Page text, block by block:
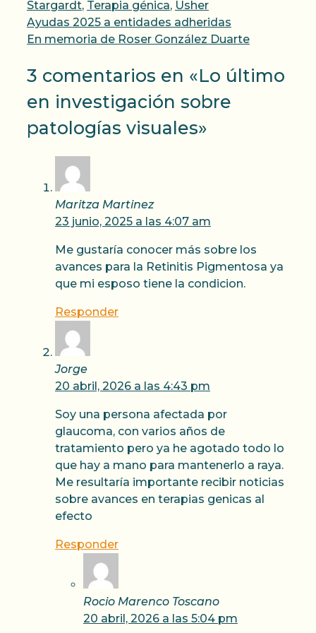
Stargardt, Terapia génica, Usher
Ayudas 2025 a entidades adheridas
En memoria de Roser González Duarte
3 comentarios en «Lo último
en investigación sobre
patologías visuales»
Maritza Martinez
23 junio, 2025 a las 4:07 am
Me gustaría conocer más sobre los
avances para la Retinitis Pigmentosa ya
que mi esposo tiene la condicion.
Responder
Jorge
20 abril, 2026 a las 4:43 pm
Soy una persona afectada por
glaucoma, con varios años de
tratamiento pero ya he agotado todo lo
que hay a mano para mantenerlo a raya.
Me resultaría importante recibir noticias
sobre avances en terapias genicas al
efecto
Responder
Rocio Marenco Toscano
20 abril, 2026 a las 5:04 pm